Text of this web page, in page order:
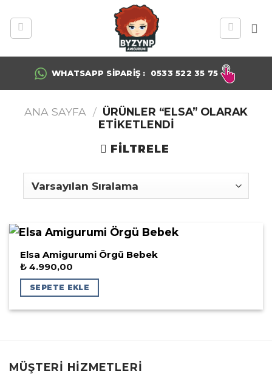
content
WHATSAPP SIPARIŞ : 0533 522 35 75
ANA SAYFA / ÜRÜNLER “ELSA” OLARAK
ETIKETLENDI
FILTRELE
Elsa Amigurumi Örgü Bebek
₺4.990,00
SEPETE EKLE
MÜŞTERI HIZMETLERI